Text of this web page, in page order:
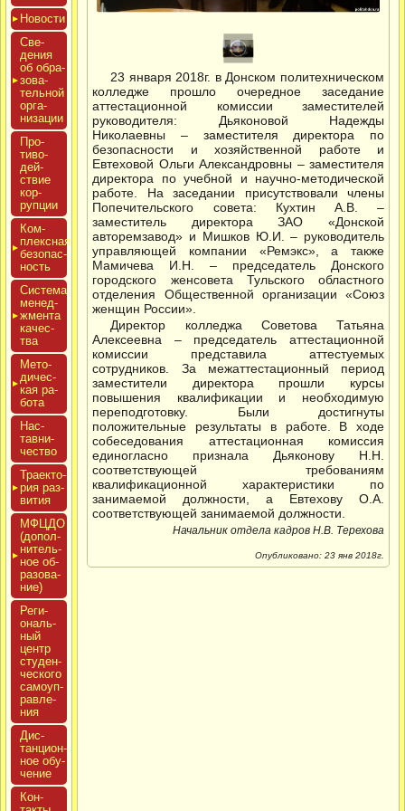
Новос­ти
Све­
дения
об об­ра­
зова­
тель­ной
ор­га­
низа­ции
Про­
тиво­
дей­
ствие
кор­
рупции
Ком­
плексная
бе­зопас­
ность
Сис­те­ма
ме­нед­
жмен­та
ка­чес­
тва
Мето­
дичес­
кая ра­
бота
Нас­
тавни­
чес­тво
Тра­ек­то­
рия раз­
ви­тия
МФЦДО
(до­пол­
ни­тель­
ное об­
ра­зова­
ние)
Реги­
ональ­
ный
центр
сту­ден­
ческо­го
са­мо­уп­
равле­
ния
Дис­
танци­он­
ное обу­
чение
Кон­
23 января 2018г. в Донском политехническом
колледже прошло очередное заседание
аттестационной комиссии заместителей
руководителя: Дьяконовой Надежды
Николаевны – заместителя директора по
безопасности и хозяйственной работе и
Евтеховой Ольги Александровны – заместителя
директора по учебной и научно-методической
работе. На заседании присутствовали члены
Попечительского совета: Кухтин А.В. –
заместитель директора ЗАО «Донской
авторемзавод» и Мишков Ю.И. – руководитель
управляющей компании «Ремэкс», а также
Мамичева И.Н. – председатель Донского
городского женсовета Тульского областного
отделения Общественной организации «Союз
женщин России».
Директор колледжа Советова Татьяна
Алексеевна – председатель аттестационной
комиссии представила аттестуемых
сотрудников. За межаттестационный период
заместители директора прошли курсы
повышения квалификации и необходимую
переподготовку. Были достигнуты
положительные результаты в работе. В ходе
собеседования аттестационная комиссия
единогласно признала Дьяконову Н.Н.
соответствующей требованиям
квалификационной характеристики по
занимаемой должности, а Евтехову О.А.
соответствующей занимаемой должности.
Начальник отдела кадров Н.В. Терехова
Опубликовано: 23 янв 2018г.